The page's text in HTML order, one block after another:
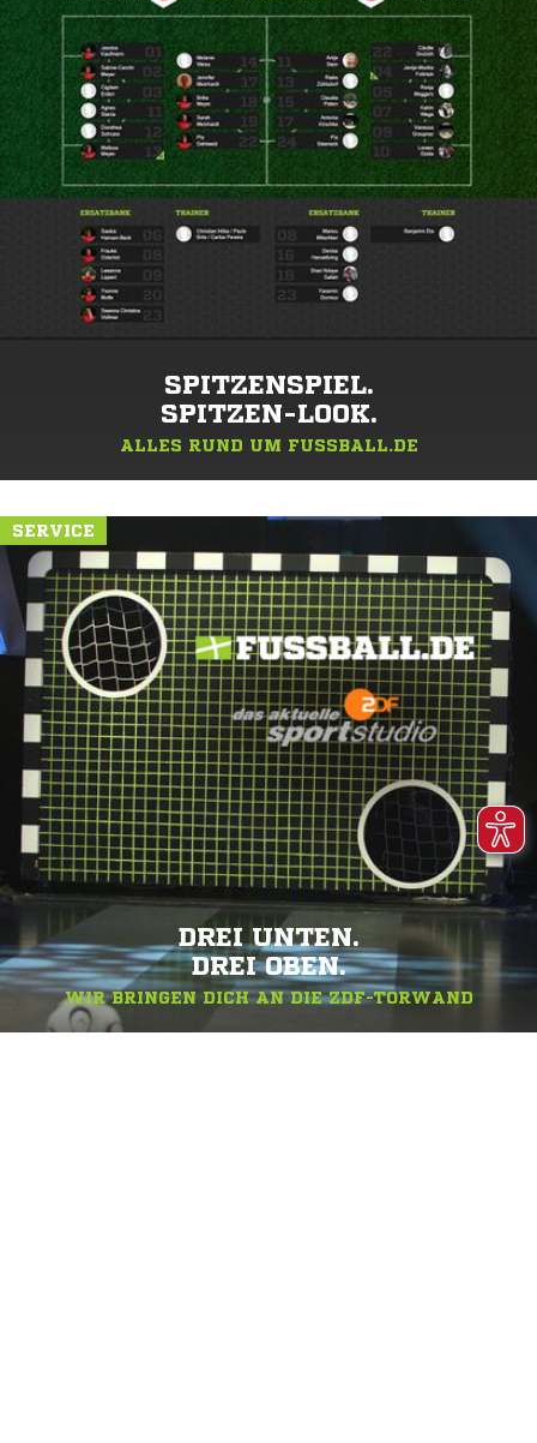
SPITZENSPIEL.
SPITZEN-LOOK.
ALLES RUND UM FUSSBALL.DE
SERVICE
DREI UNTEN.
DREI OBEN.
WIR BRINGEN DICH AN DIE ZDF-TORWAND